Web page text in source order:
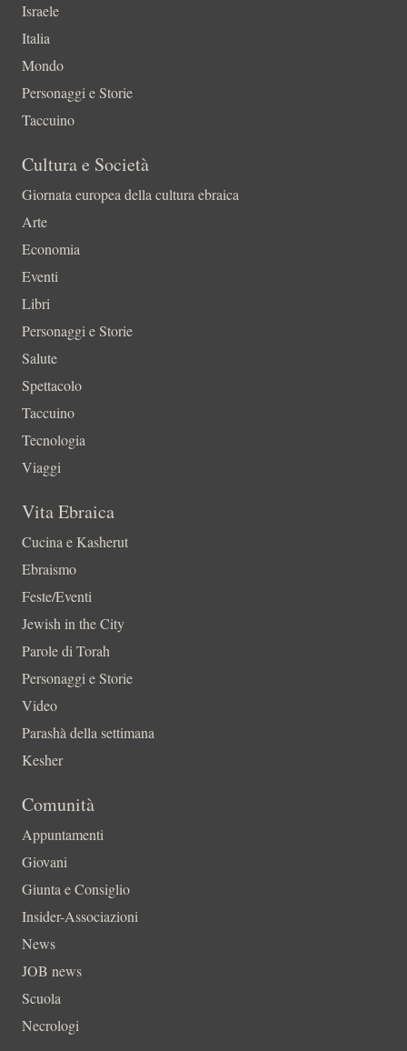
Israele
Italia
Mondo
Personaggi e Storie
Taccuino
Cultura e Società
Giornata europea della cultura ebraica
Arte
Economia
Eventi
Libri
Personaggi e Storie
Salute
Spettacolo
Taccuino
Tecnologia
Viaggi
Vita Ebraica
Cucina e Kasherut
Ebraismo
Feste/Eventi
Jewish in the City
Parole di Torah
Personaggi e Storie
Video
Parashà della settimana
Kesher
Comunità
Appuntamenti
Giovani
Giunta e Consiglio
Insider-Associazioni
News
JOB news
Scuola
Necrologi